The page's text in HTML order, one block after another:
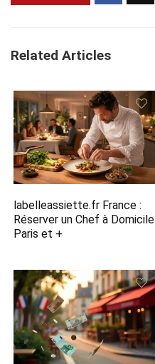
Related Articles
labelleassiette.fr France :
Réserver un Chef à Domicile
Paris et +